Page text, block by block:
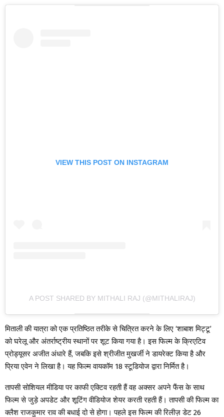
VIEW THIS POST ON INSTAGRAM
A POST SHARED BY MITHALI RAJ (@MITHALIRAJ)
मिताली की यात्रा को एक प्रतिष्ठित तरीके से चित्रित करने के लिए ‘शाबाश मिट्टू’
को घरेलू और अंतर्राष्ट्रीय स्थानों पर शूट किया गया है। इस फिल्म के क्रिएटिव
प्रोड्यूसर अजीत अंधारे हैं, जबकि इसे श्रीजीत मुखर्जी ने डायरेक्ट किया है और
प्रिया एवेन ने लिखा है। यह फिल्म वायकॉम 18 स्टूडियोज द्वारा निर्मित है।
तापसी सोशियल मीडिया पर काफी एक्टिव रहती हैं वह अक्सर अपने फैंस के साथ
फिल्म से जुड़े अपडेट और शूटिंग वीडियोज शेयर करती रहती हैं। तापसी की फिल्म का
क्लैश राजकुमार राव की बधाई दो से होगा। पहले इस फिल्म की रिलीज़ डेट 26